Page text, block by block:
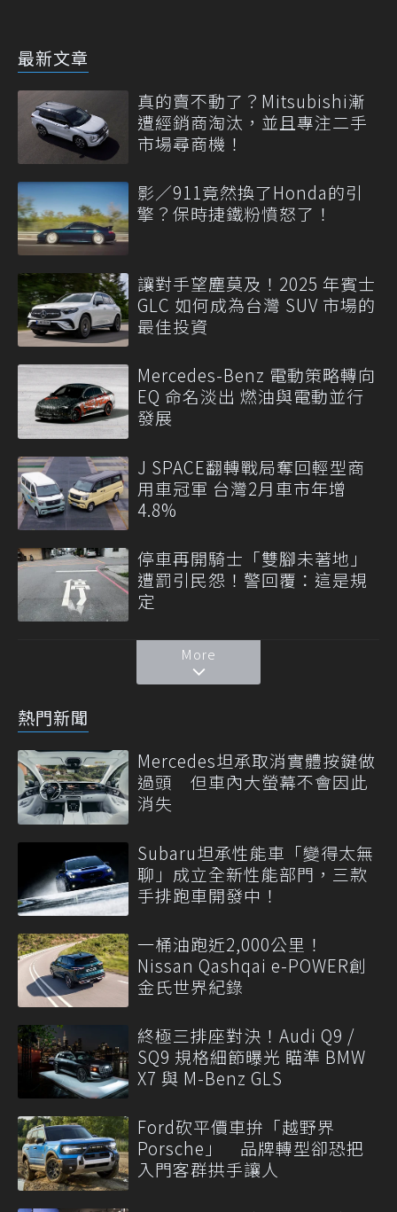
最新文章
真的賣不動了？Mitsubishi漸
遭經銷商淘汰，並且專注二手
市場尋商機！
影／911竟然換了Honda的引
擎？保時捷鐵粉憤怒了！
讓對手望塵莫及！2025 年賓士
GLC 如何成為台灣 SUV 市場的
最佳投資
Mercedes-Benz 電動策略轉向
EQ 命名淡出 燃油與電動並行
發展
J SPACE翻轉戰局奪回輕型商
用車冠軍 台灣2月車市年增
4.8%
停車再開騎士「雙腳未著地」
遭罰引民怨！警回覆：這是規
定
More
熱門新聞
Mercedes坦承取消實體按鍵做
過頭 但車內大螢幕不會因此
消失
Subaru坦承性能車「變得太無
聊」成立全新性能部門，三款
手排跑車開發中！
一桶油跑近2,000公里！
Nissan Qashqai e-POWER創
金氏世界紀錄
終極三排座對決！Audi Q9 /
SQ9 規格細節曝光 瞄準 BMW
X7 與 M-Benz GLS
Ford砍平價車拚「越野界
Porsche」 品牌轉型卻恐把
入門客群拱手讓人